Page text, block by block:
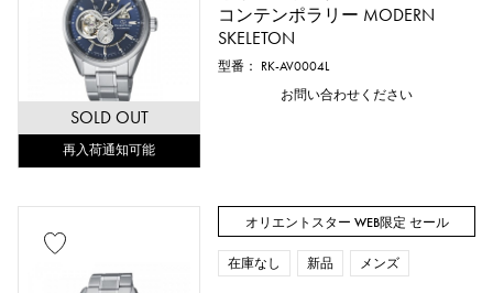
SOLD OUT
再入荷通知可能
コンテンポラリー MODERN
SKELETON
型番： RK-AV0004L
お問い合わせください
オリエントスター WEB限定 セール
在庫なし 新品 メンズ